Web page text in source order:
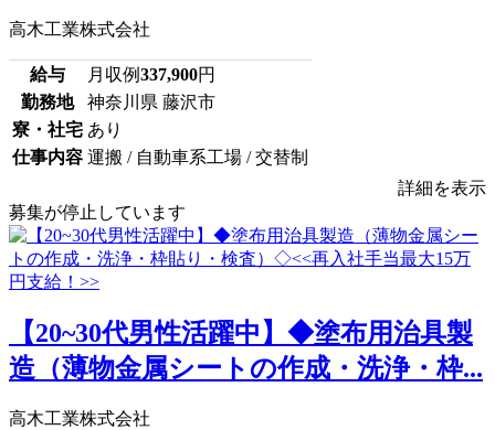
高木工業株式会社
給与 月収例337,900円
勤務地
神奈川県 藤沢市
寮・社宅 あり
仕事内容 運搬 / 自動車系工場 / 交替制
詳細を表示
募集が停止しています
【20~30代男性活躍中】◆塗布用治具製
造（薄物金属シートの作成・洗浄・枠...
高木工業株式会社